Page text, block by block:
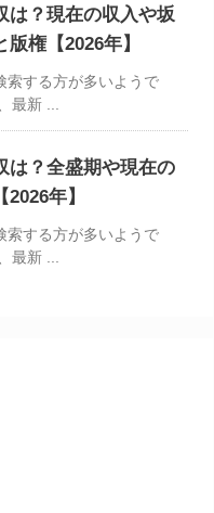
は？現在の収入や坂
権【2026年】
索する方が多いようで
最新 ...
は？全盛期や現在の
年】
索する方が多いようで
最新 ...